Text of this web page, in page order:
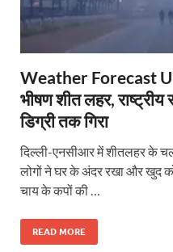
Weather Forecast
भीषण शीत लहर, राष्ट्रीय
डिग्री तक गिरा
दिल्ली-एनसीआर में शीतलहर के
लोगों ने घर के अंदर रखा और खुद
चाय के कपों की …
READ MORE